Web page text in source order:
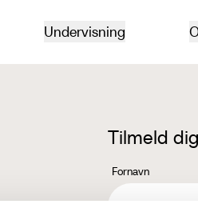
Undervisning
Tilmeld
Fornavn